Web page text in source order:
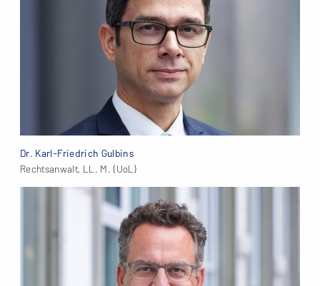
Dr. Karl-Friedrich Gulbins
Rechtsanwalt, LL. M. (UoL)